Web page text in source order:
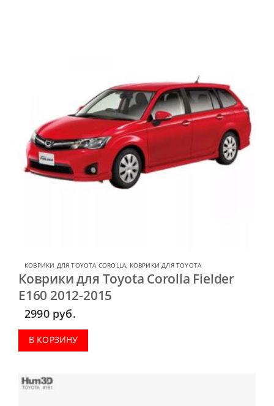
КОВРИКИ ДЛЯ TOYOTA COROLLA, КОВРИКИ ДЛЯ TOYOTA
Коврики для Toyota Corolla Fielder
E160 2012-2015
2990 руб.
В КОРЗИНУ